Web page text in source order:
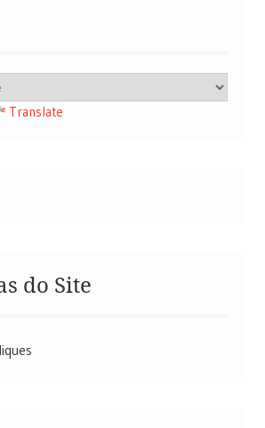
Translate
do Site